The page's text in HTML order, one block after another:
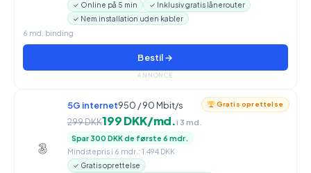
✓ Online på 5 min
✓ Inklusiv gratis lånerouter
✓ Nem installation uden kabler
6 md. binding
Bestil →
ANNONCE
Gratis oprettelse
5G internet950 / 90 Mbit/s
299 DKK199 DKK/md.i 3 md.
Spar 300 DKK de første 6 mdr.
Mindstepris i 6 mdr.: 1.494 DKK
✓ Gratis oprettelse